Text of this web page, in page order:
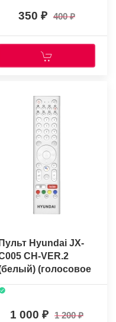
350 400
Пульт Hyundai JX-
CH-VER.2
(голосовое
1 000 1 200